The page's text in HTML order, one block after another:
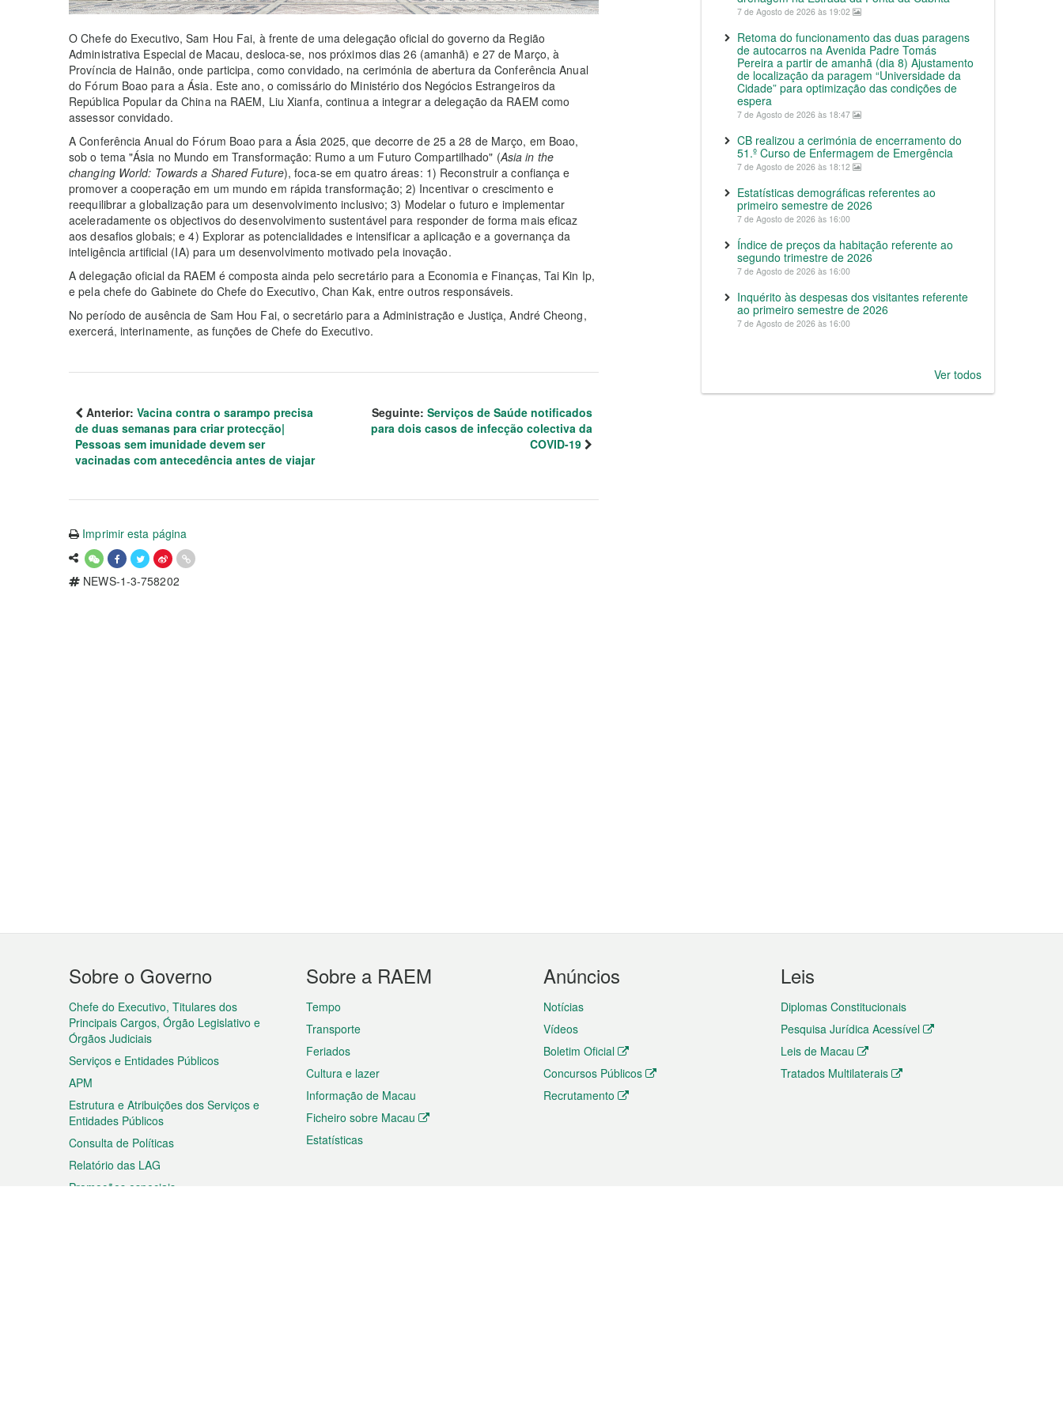
O Chefe do Executivo, Sam Hou Fai, à frente de uma delegação oficial do governo da Região
Administrativa Especial de Macau, desloca-se, nos próximos dias 26 (amanhã) e 27 de Março, à
Província de Hainão, onde participa, como convidado, na cerimónia de abertura da Conferência Anual
do Fórum Boao para a Ásia. Este ano, o comissário do Ministério dos Negócios Estrangeiros da
República Popular da China na RAEM, Liu Xianfa, continua a integrar a delegação da RAEM como
assessor convidado.
A Conferência Anual do Fórum Boao para a Ásia 2025, que decorre de 25 a 28 de Março, em Boao,
sob o tema "Ásia no Mundo em Transformação: Rumo a um Futuro Compartilhado" (Asia in the
changing World: Towards a Shared Future), foca-se em quatro áreas: 1) Reconstruir a confiança e
promover a cooperação em um mundo em rápida transformação; 2) Incentivar o crescimento e
reequilibrar a globalização para um desenvolvimento inclusivo; 3) Modelar o futuro e implementar
aceleradamente os objectivos do desenvolvimento sustentável para responder de forma mais eficaz
aos desafios globais; e 4) Explorar as potencialidades e intensificar a aplicação e a governança da
inteligência artificial (IA) para um desenvolvimento motivado pela inovação.
A delegação oficial da RAEM é composta ainda pelo secretário para a Economia e Finanças, Tai Kin Ip,
e pela chefe do Gabinete do Chefe do Executivo, Chan Kak, entre outros responsáveis.
No período de ausência de Sam Hou Fai, o secretário para a Administração e Justiça, André Cheong,
exercerá, interinamente, as funções de Chefe do Executivo.
Anterior: Vacina contra o sarampo precisa
de duas semanas para criar protecção|
Pessoas sem imunidade devem ser
vacinadas com antecedência antes de viajar
Seguinte: Serviços de Saúde notificados
para dois casos de infecção colectiva da
COVID-19
Imprimir esta página
NEWS-1-3-758202
7 de Agosto de 2026 às 19:02
Retoma do funcionamento das duas paragens
de autocarros na Avenida Padre Tomás
Pereira a partir de amanhã (dia 8) Ajustamento
de localização da paragem “Universidade da
Cidade” para optimização das condições de
espera
7 de Agosto de 2026 às 18:47
CB realizou a cerimónia de encerramento do
51.º Curso de Enfermagem de Emergência
7 de Agosto de 2026 às 18:12
Estatísticas demográficas referentes ao
primeiro semestre de 2026
7 de Agosto de 2026 às 16:00
Índice de preços da habitação referente ao
segundo trimestre de 2026
7 de Agosto de 2026 às 16:00
Inquérito às despesas dos visitantes referente
ao primeiro semestre de 2026
7 de Agosto de 2026 às 16:00
Ver todos
Menu
do
rodapé
Sobre o Governo
Chefe do Executivo, Titulares dos
Principais Cargos, Órgão Legislativo e
Órgãos Judiciais
Serviços e Entidades Públicos
APM
Estrutura e Atribuições dos Serviços e
Entidades Públicos
Consulta de Políticas
Relatório das LAG
Promoções especiais
Sobre a RAEM
Tempo
Transporte
Feriados
Cultura e lazer
Informação de Macau
Ficheiro sobre Macau
Estatísticas
Anúncios
Notícias
Vídeos
Boletim Oficial
Concursos Públicos
Recrutamento
Leis
Diplomas Constitucionais
Pesquisa Jurídica Acessível
Leis de Macau
Tratados Multilaterais